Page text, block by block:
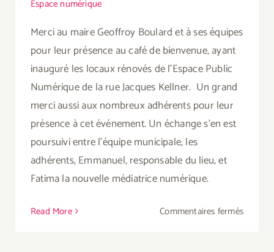
Espace numérique
Merci au maire Geoffroy Boulard et à ses équipes
pour leur présence au café de bienvenue, ayant
inauguré les locaux rénovés de l’Espace Public
Numérique de la rue Jacques Kellner. Un grand
merci aussi aux nombreux adhérents pour leur
présence à cet événement. Un échange s’en est
poursuivi entre l’équipe municipale, les
adhérents, Emmanuel, responsable du lieu, et
Fatima la nouvelle médiatrice numérique.
Read More Commentaires ferméssur